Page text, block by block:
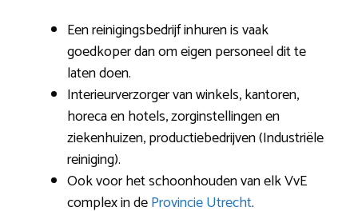
Een reinigingsbedrijf inhuren is vaak
goedkoper dan om eigen personeel dit te
laten doen.
Interieurverzorger van winkels, kantoren,
horeca en hotels, zorginstellingen en
ziekenhuizen, productiebedrijven (Industriële
reiniging).
Ook voor het schoonhouden van elk VvE
complex in deProvincie Utrecht.